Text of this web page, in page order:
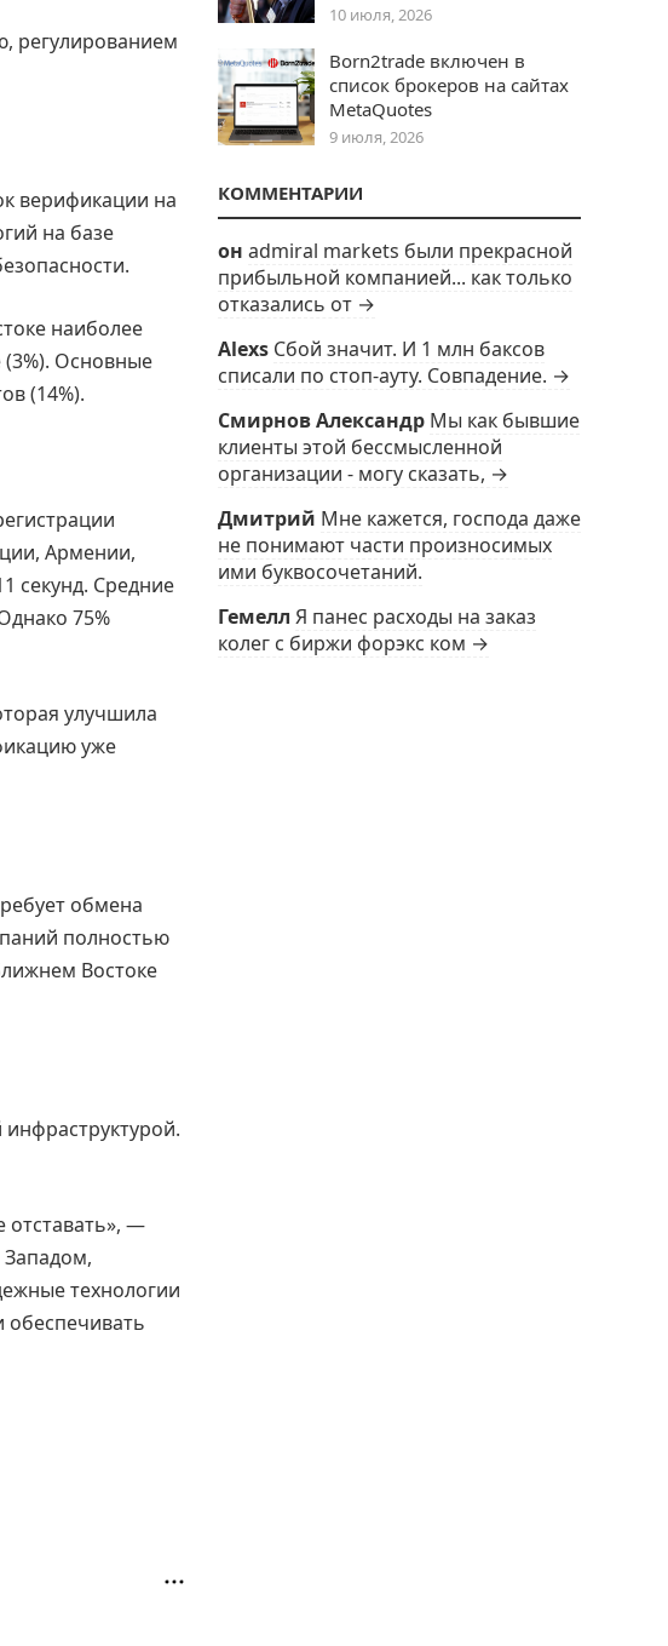
регулированием
верификации на
на базе
наиболее
Основные
(14%).
Армении,
секунд. Средние
75%
улучшила
уже
обмена
полностью
Востоке
отставать», —
технологии
обеспечивать
10 июля, 2026
Born2trade включен в
список брокеров на сайтах
MetaQuotes
9 июля, 2026
КОММЕНТАРИИ
он admiral markets были прекрасной
прибыльной компанией... как только
отказались от →
Alexs Сбой значит. И 1 млн баксов
списали по стоп-ауту. Совпадение. →
Смирнов Александр Мы как бывшие
клиенты этой бессмысленной
организации - могу сказать, →
Дмитрий Мне кажется, господа даже
не понимают части произносимых
ими буквосочетаний.
Гемелл Я панес расходы на заказ
колег с биржи форэкс ком →